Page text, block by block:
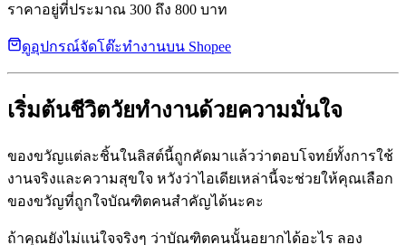
ราคาอยู่ที่ประมาณ 300 ถึง 800 บาท
ดูอุปกรณ์จัดโต๊ะทำงานบน Shopee
เริ่มต้นชีวิตวัยทำงานด้วยความมั่นใจ
ของขวัญแต่ละชิ้นในลิสต์นี้ถูกคัดมาแล้วว่าตอบโจทย์ทั้งการใช้
งานจริงและความสุขใจ หวังว่าไอเดียเหล่านี้จะช่วยให้คุณเลือก
ของขวัญที่ถูกใจบัณฑิตคนสำคัญได้นะคะ
ถ้าคุณยังไม่แน่ใจจริงๆ ว่าบัณฑิตคนนั้นอยากได้อะไร ลอง